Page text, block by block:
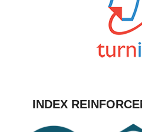
INDEX